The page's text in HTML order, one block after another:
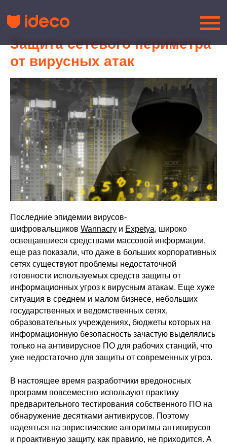
Защита сетевого периметра
от вирусных атак
Последние эпидемии вирусов-
шифровальщиков Wannacry и Expetya, широко
освещавшиеся средствами массовой информации,
еще раз показали, что даже в больших корпоративных
сетях существуют проблемы недостаточной
готовности используемых средств защиты от
информационных угроз к вирусным атакам. Еще хуже
ситуация в среднем и малом бизнесе, небольших
государственных и ведомственных сетях,
образовательных учреждениях, бюджеты которых на
информационную безопасность зачастую выделялись
только на антивирусное ПО для рабочих станций, что
уже недостаточно для защиты от современных угроз.
В настоящее время разработчики вредоносных
программ повсеместно используют практику
предварительного тестирования собственного ПО на
обнаружение десятками антивирусов. Поэтому
надеяться на эвристические алгоритмы антивирусов
и проактивную защиту, как правило, не приходится. А